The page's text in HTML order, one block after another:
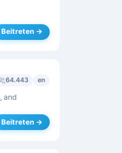
Beitreten →
64.443 en
and
Beitreten →